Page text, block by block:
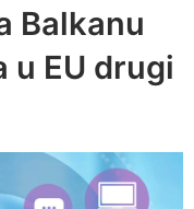
Balkanu
u EU drugi